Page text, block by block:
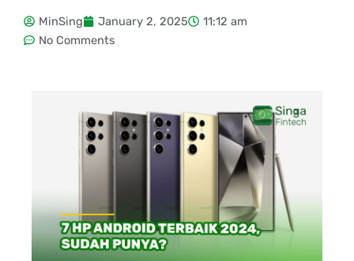
MinSing January 2, 2025
11:12 am
No Comments